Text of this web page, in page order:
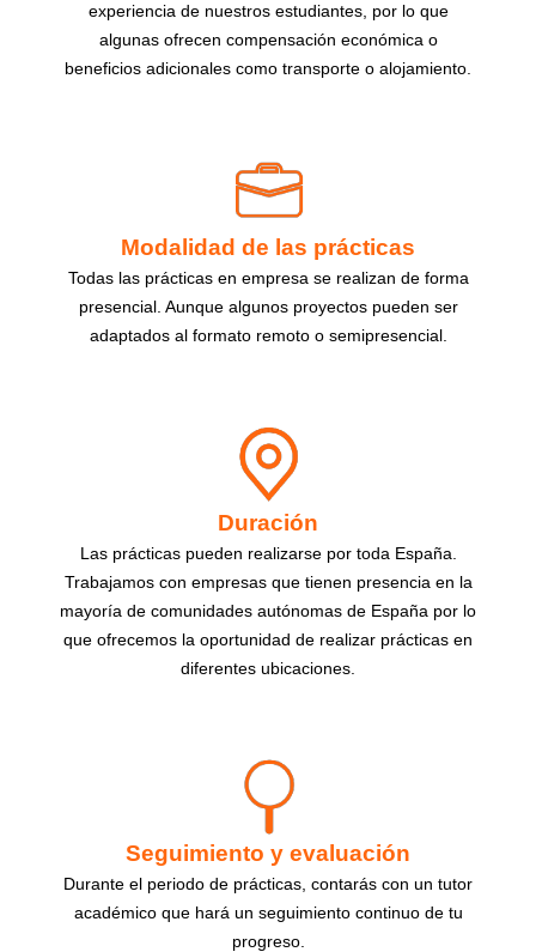
experiencia de nuestros estudiantes, por lo que
algunas ofrecen compensación económica o
beneficios adicionales como transporte o alojamiento.
Modalidad de las prácticas
Todas las prácticas en empresa se realizan de forma
presencial. Aunque algunos proyectos pueden ser
adaptados al formato remoto o semipresencial.
Duración
Las prácticas pueden realizarse por toda España.
Trabajamos con empresas que tienen presencia en la
mayoría de comunidades autónomas de España por lo
que ofrecemos la oportunidad de realizar prácticas en
diferentes ubicaciones.
Seguimiento y evaluación
Durante el periodo de prácticas, contarás con un tutor
académico que hará un seguimiento continuo de tu
progreso.